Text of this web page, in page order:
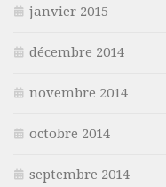
janvier 2015
décembre 2014
novembre 2014
octobre 2014
septembre 2014